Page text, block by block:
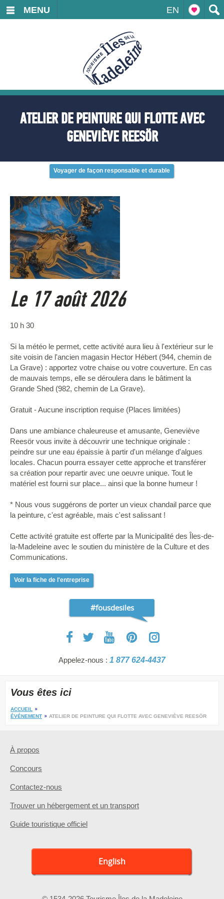
EN
MENU
ATELIER DE PEINTURE QUI FLOTTE AVEC
GENEVIÈVE REESÖR
Voyager de façon responsable et durable
Le 17 août 2026
10 h 30
Si la météo le permet, cette activité aura lieu à l'extérieur sur le
site voisin de l'ancien magasin Hector Hébert (944, chemin de
La Grave) : apportez votre chaise ou votre couverture. En cas
de mauvais temps, elle se déroulera dans le bâtiment la
Grande Shed (982, chemin de La Grave).
Gratuit - Aucune inscription requise (Places limitées)
Dans une ambiance chaleureuse et amusante, Geneviève
Reesör vous invite à découvrir une technique originale :
peindre sur une eau épaissie à partir d'un mélange d'algues
locales. Chacun pourra essayer cette approche et transférer
sa création pour repartir avec une oeuvre unique. Tout le
matériel est fourni sur place... ainsi que la bonne humeur !
* Nous vous suggérons de porter un vieux chandail parce que
la peinture, c'est agréable, mais c'est salissant !
Cette activité gratuite est offerte par la Municipalité des Îles-de-
la-Madeleine avec le soutien du ministère de la Culture et des
Communications.
Voir la fiche de l'entreprise
#fousdesiles
Appelez-nous : 1 877 624-4437
Vous êtes ici
ACCUEIL
ÉVÉNEMENT
ATELIER DE PEINTURE QUI FLOTTE AVEC GENEVIÈVE REESÖR
À propos
Concours
Contactez-nous
Trouver un hébergement et un transport
Guide touristique officiel
English